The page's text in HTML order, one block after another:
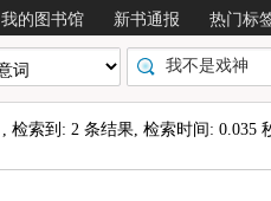
我的图书馆 新书通报 热门标
, 检索到: 2 条结果, 检索时间: 0.035